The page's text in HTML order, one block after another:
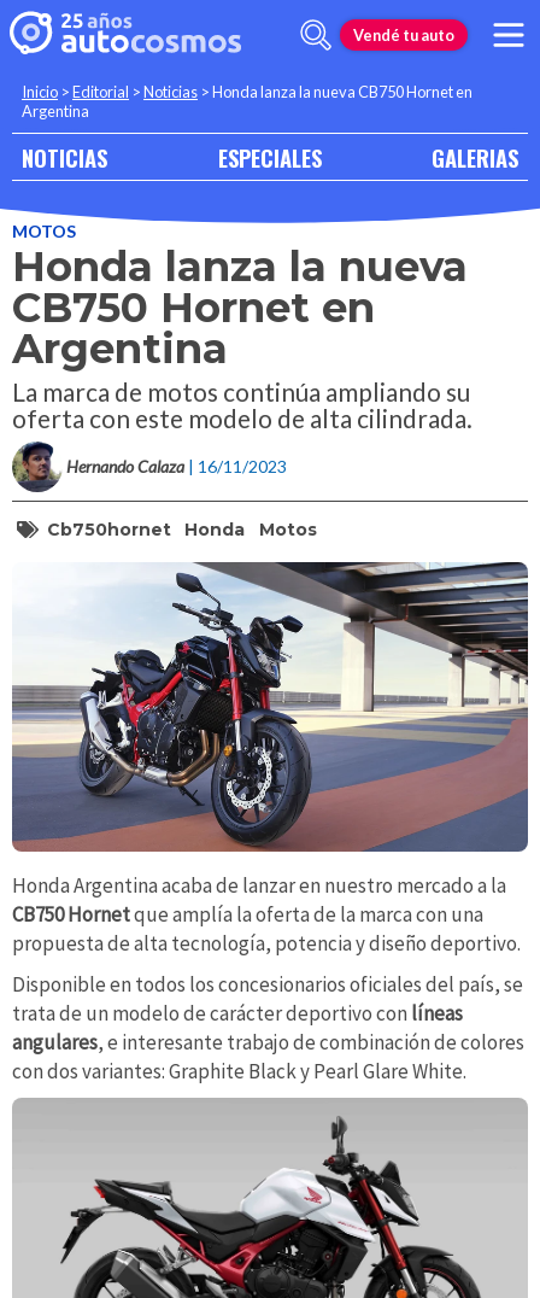
Vendé tu auto
Inicio >Editorial >Noticias >Honda lanza la nueva CB750 Hornet en
Argentina
NOTICIAS ESPECIALES GALERIAS
MOTOS
Honda lanza la nueva
CB750 Hornet en
Argentina
La marca de motos continúa ampliando su
oferta con este modelo de alta cilindrada.
Hernando Calaza | 16/11/2023
Cb750hornet Honda Motos
Honda Argentina acaba de lanzar en nuestro mercado a la
CB750 Hornetque amplía la oferta de la marca con una
propuesta de alta tecnología, potencia y diseño deportivo.
Disponible en todos los concesionarios oficiales del país, se
trata de un modelo de carácter deportivo con líneas
angulares, e interesante trabajo de combinación de colores
con dos variantes: Graphite Black y Pearl Glare White.